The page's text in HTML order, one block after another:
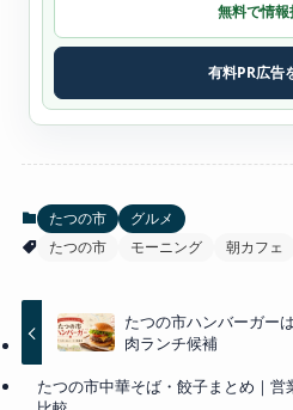
無料で情報
有料PR広告
たつの市
グルメ
たつの市
モーニング 朝カフェ
たつの市ハンバーガー
肉ランチ候補
たつの市中華そば・餃子まとめ｜営